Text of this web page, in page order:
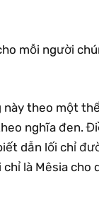
mỗi người
theo một
nghĩa đen.
dẫn lối chỉ
là Mêsia cho